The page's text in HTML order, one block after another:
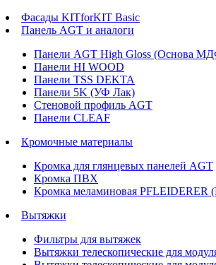
Фасады KITforKIT Basic
Панель AGT и аналоги
Панели AGT High Gloss (Основа
Панели HI WOOD
Панели TSS DEKTA
Панели 5K (УФ Лак)
Стеновой профиль AGT
Панели CLEAF
Кромочные материалы
Кромка для глянцевых панелей AGT
Кромка ПВХ
Кромка меламиновая PFLEIDERER
Вытяжки
Фильтры для вытяжек
Вытяжки телескопические для